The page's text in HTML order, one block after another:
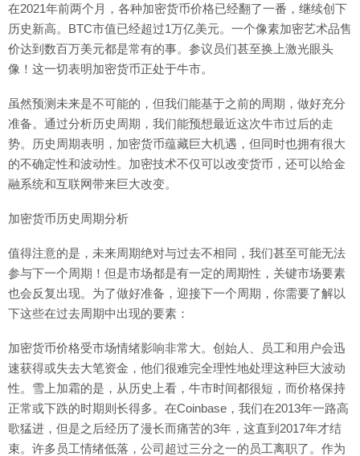
在2021年前两个月，各种加密货币价格已经翻了一番，继续创下
历史新高。BTC市值已经超过1万亿美元。一个像素加密艺术品售
价达到数百万美元都是常有的事。参议员们甚至换上激光眼头
像！这一切表明加密货币正处于牛市。
虽然预测未来是不可能的，但我们能基于之前的周期，做好充分
准备。通过分析历史周期，我们能预想最近这次牛市过后的走
势。历史周期表明，加密货币蕴藏巨大机遇，但同时也拥有很大
的不确定性和波动性。加密技术不仅可以改变货币，还可以给金
融系统和互联网带来巨大改变。
加密货币历史周期分析
值得注意的是，未来周期绝对与过去不相同，我们甚至可能无法
参与下一个周期！但是市场都是有一定的周期性，关键市场要素
也会反复出现。为了做好准备，迎接下一个周期，你需要了解以
下这些在过去周期中出现的要素：
加密货币价格受市场情绪影响非常大。创始人、员工和用户会迅
速获得或失去大笔资金，他们很难完全理性地处理这种巨大波动
性。雪上加霜的是，从历史上看，牛市时间都很短，而价格保持
正常或下跌的时期则长得多。在Coinbase，我们在2013年一路高
歌猛进，但是之后经历了漫长而痛苦的3年，这直到2017年才结
束。许多员工情绪低落，公司超过三分之一的员工离职了。作为